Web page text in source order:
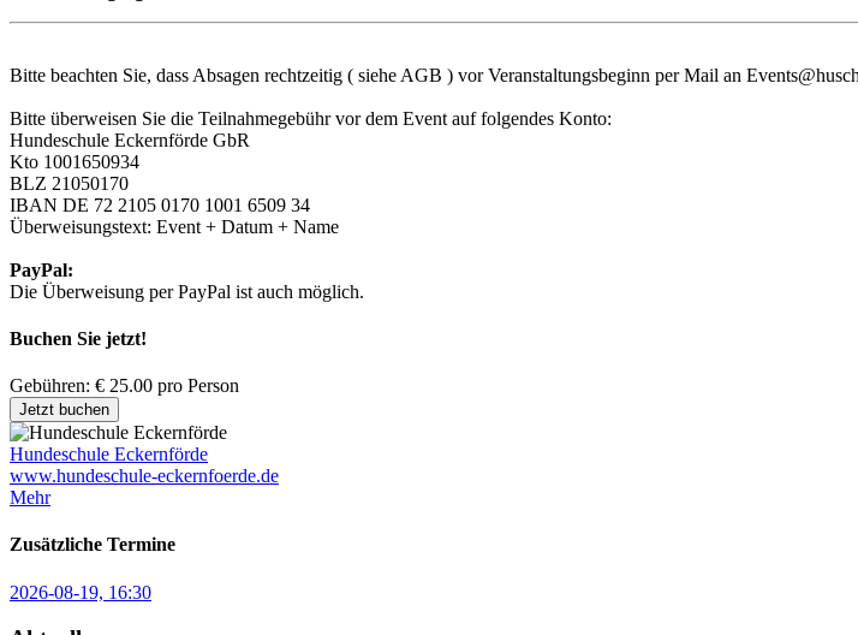
Bitte beachten Sie, dass Absagen rechtzeitig ( siehe AGB ) vor Veranstaltungsbeginn per Mail an
Bitte überweisen Sie die Teilnahmegebühr vor dem Event auf folgendes Konto:
Hundeschule Eckernförde GbR
Kto 1001650934
BLZ 21050170
IBAN DE 72 2105 0170 1001 6509 34
Überweisungstext: Event + Datum + Name
PayPal:
Die Überweisung per PayPal ist auch möglich.
Buchen Sie jetzt!
Gebühren: € 25.00 pro Person
Jetzt buchen
Hundeschule Eckernförde
www.hundeschule-eckernfoerde.de
Mehr
Zusätzliche Termine
2026-08-19, 16:30